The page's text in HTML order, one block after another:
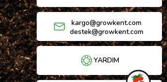
kargo@growkent.com
destek@growkent.com
YARDIM